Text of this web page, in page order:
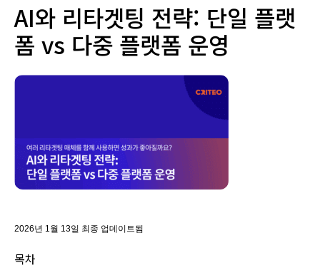
AI와 리타겟팅 전략: 단일 플랫
폼 vs 다중 플랫폼 운영
2026년 1월 13일 최종 업데이트됨
목차